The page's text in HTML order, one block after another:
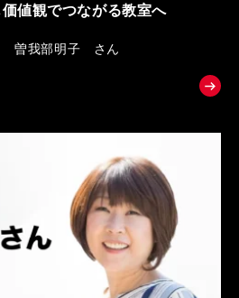
値観でつながる教室へ
曽我部明子 さん